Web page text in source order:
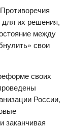
для их решения,
между
свои
своих
России,
заканчивая